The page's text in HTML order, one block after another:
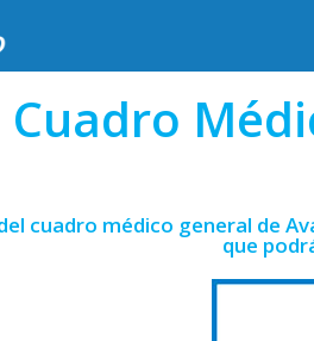
Cuadro
cuadro médico general de
que